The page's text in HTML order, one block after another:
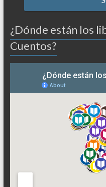
¿Dónde están los
Cuentos?